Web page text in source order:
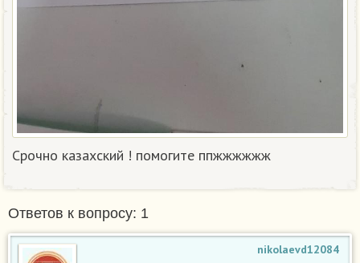
Срочно казахский ! помогите ппжжжжжж​
Ответов к вопросу: 1
nikolaevd12084